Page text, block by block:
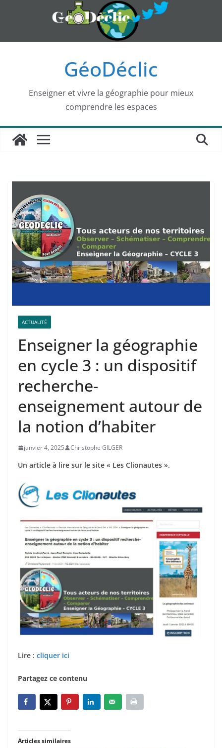
GéoDéclic
Enseigner et vivre la géographie pour mieux
comprendre les espaces
ACTUALITÉ
Enseigner la géographie
en cycle 3 : un dispositif
recherche-
enseignement autour de
la notion d’habiter
janvier 4, 2025 Christophe GILGER
Un article à lire sur le site « Les Clionautes ».
Lire : cliquer ici
Partagez ce contenu
Articles similaires